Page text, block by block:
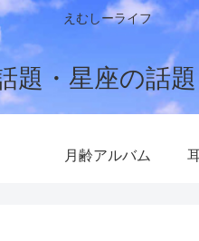
えむしーライフ
題・星座の話
月齢アルバム